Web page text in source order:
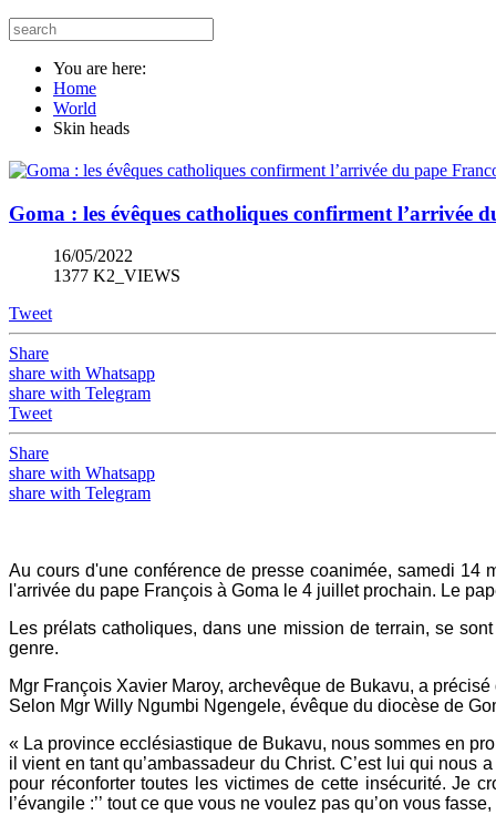
You are here:
Home
World
Skin heads
Goma : les évêques catholiques confirment l’arrivée
16/05/2022
1377 K2_VIEWS
Tweet
Share
share with Whatsapp
share with Telegram
Tweet
Share
share with Whatsapp
share with Telegram
Au cours d'une conférence de presse coanimée, samedi 14
l'arrivée du pape François à Goma le 4 juillet prochain. Le
Les prélats catholiques, dans une mission de terrain, se
genre.
Mgr François Xavier Maroy, archevêque de Bukavu, a
Selon Mgr Willy Ngumbi Ngengele, évêque du diocèse de
« La province ecclésiastique de Bukavu, nous sommes en
il vient en tant qu’ambassadeur du Christ. C’est lui qui nous
pour réconforter toutes les victimes de cette insécurité. Je
l’évangile :’’ tout ce que vous ne voulez pas qu’on vous